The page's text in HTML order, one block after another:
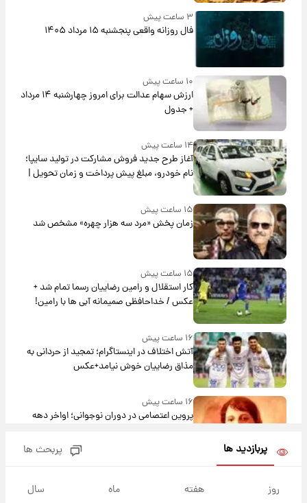
۳ ساعت پیش
فال روزانه واقعی پنجشنبه ۱۵ مرداد ۱۴۰۵
۱۰ ساعت پیش
ارزش سهام عدالت برای امروز چهارشنبه ۱۴ مرداد
+ جدول
۱۴ ساعت پیش
آغاز طرح جدید فروش مشارکت در تولید سایپا؛
نام خودرو، مبلغ پیش پرداخت و زمان تحویل |
سود مشارکت چند درصد است؟
۱۵ ساعت پیش
زمان پخش «مرد سه هزار چهره» مشخص شد
۱۵ ساعت پیش
کار استقلال و رامین رضاییان رسما تمام شد +
عکس / خداحافظی صمیمانه آبی ها با رامین!
۱۶ ساعت پیش
آتش اختلاف در اینستاگرام؛ تمجید از حردانی به
مذاق رضاییان خوش نیامد+عکس
۱۶ ساعت پیش
پروین اعتصامی در دوران نوجوانی؛ اواخر دهه
هسته‌ای در آسمان ظاهر شد
پربازدید ها پربحث ها
روز هفته ماه سال